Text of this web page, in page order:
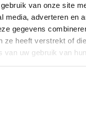
van onze site
media, adverteren en
gegevens
ze heeft verstrekt of
van uw gebruik van